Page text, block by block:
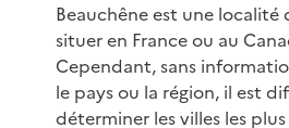
Beauchêne est une localité
situer en France ou au
Cependant, sans
le pays ou la région, il est
déterminer les villes les